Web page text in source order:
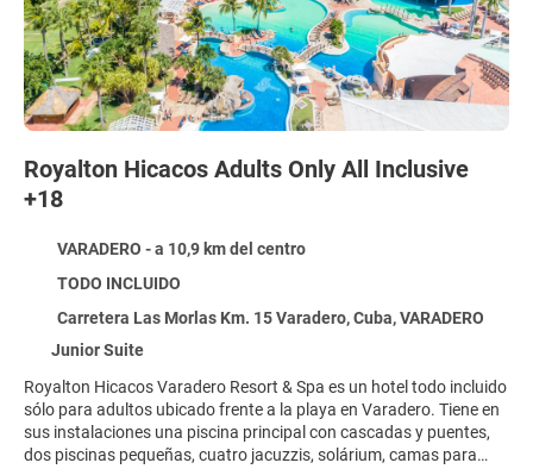
Royalton Hicacos Adults Only All Inclusive
+18
VARADERO - a 10,9 km del centro
TODO INCLUIDO
Carretera Las Morlas Km. 15 Varadero, Cuba, VARADERO
Junior Suite
Royalton Hicacos Varadero Resort & Spa es un hotel todo incluido
sólo para adultos ubicado frente a la playa en Varadero. Tiene en
sus instalaciones una piscina principal con cascadas y puentes,
dos piscinas pequeñas, cuatro jacuzzis, solárium, camas para